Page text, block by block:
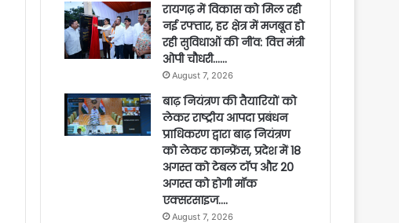
रायगढ़ में विकास को मिल रही
नई रफ्तार, हर क्षेत्र में मजबूत हो
रही सुविधाओं की नींव: वित्त मंत्री
ओपी चौधरी……
August 7, 2026
बाढ़ नियंत्रण की तैयारियों को
लेकर राष्ट्रीय आपदा प्रबंधन
प्राधिकरण द्वारा बाढ़ नियंत्रण
को लेकर कान्फ्रेंस, प्रदेश में 18
अगस्त को टेबल टॉप और 20
अगस्त को होगी मॉक
एक्सरसाइज….
August 7, 2026